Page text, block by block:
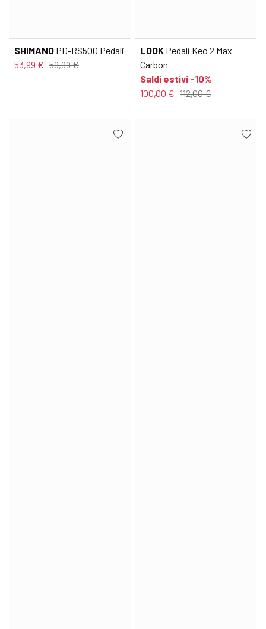
SHIMANO PD-RS500 Pedali
53,99 € 59,99 €
LOOK Pedali Keo 2 Max
Carbon
Saldi estivi -10%
100,00 € 112,00 €